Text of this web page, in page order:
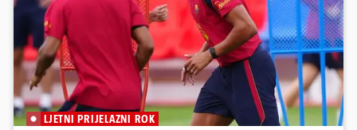
LJETNI PRIJELAZNI ROK